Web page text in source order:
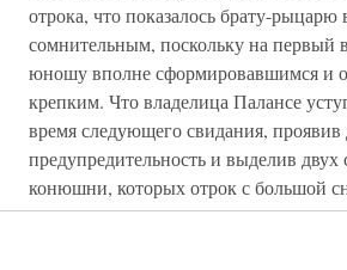
отрока, что показалось брату-рыцарю
сомнительным, поскольку на первый
юношу вполне сформировавшимся и
крепким. Что владелица Палансе
время следующего свидания,
предупредительность и выделив двух
конюшни, которых отрок с большой
за собой в день своего вступления в